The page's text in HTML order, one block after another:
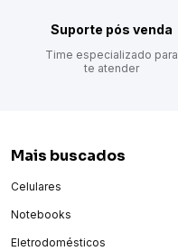
Suporte pós venda
Time especializado para
te atender
Mais buscados
Celulares
Notebooks
Eletrodomésticos